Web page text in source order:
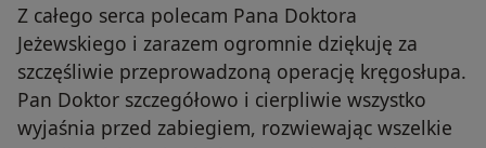
Z całego serca polecam Pana Doktora
Jeżewskiego i zarazem ogromnie dziękuję za
szczęśliwie przeprowadzoną operację kręgosłupa.
Pan Doktor szczegółowo i cierpliwie wszystko
wyjaśnia przed zabiegiem, rozwiewając wszelkie